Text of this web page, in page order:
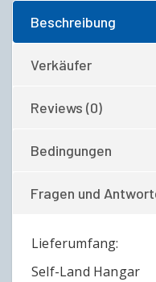
Beschreibung
Verkäufer
Reviews (0)
Bedingungen
Fragen und
Lieferumfang:
Self-Land Hangar